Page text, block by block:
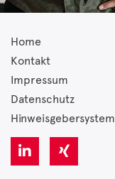
Home
Kontakt
Impressum
Datenschutz
Hinweisgebersystem